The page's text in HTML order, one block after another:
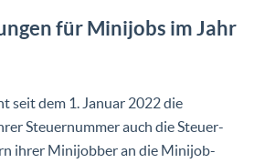
für Minijobs im Jahr
seit dem 1. Januar 2022 die
Steuernummer auch die Steuer-
ihrer Minijobber an die Minijob-